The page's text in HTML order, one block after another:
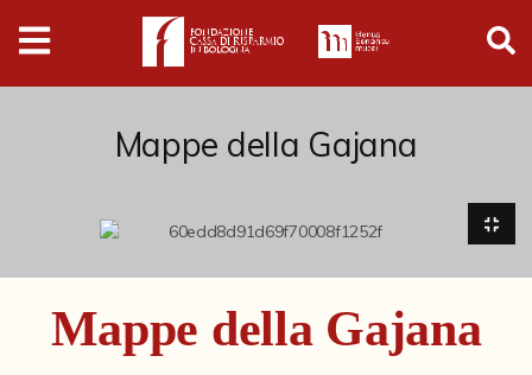
Digital
Humanities
Arti Applicate
Mappe della Gajana
Mappe della Gajana